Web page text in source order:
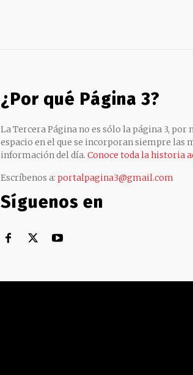
¿Por qué Página 3?
La Tercera Página no es sólo la página 3, por
espacio en el que se incorporan siempre las
información del día. Conoce toda la historia
Escríbenos a: portalpagina3@gmail.com
Síguenos en